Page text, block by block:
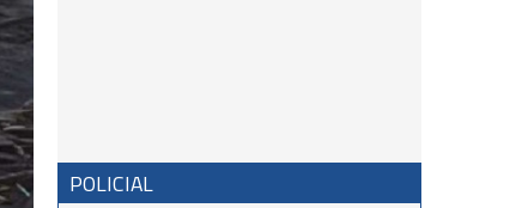
POLICIAL